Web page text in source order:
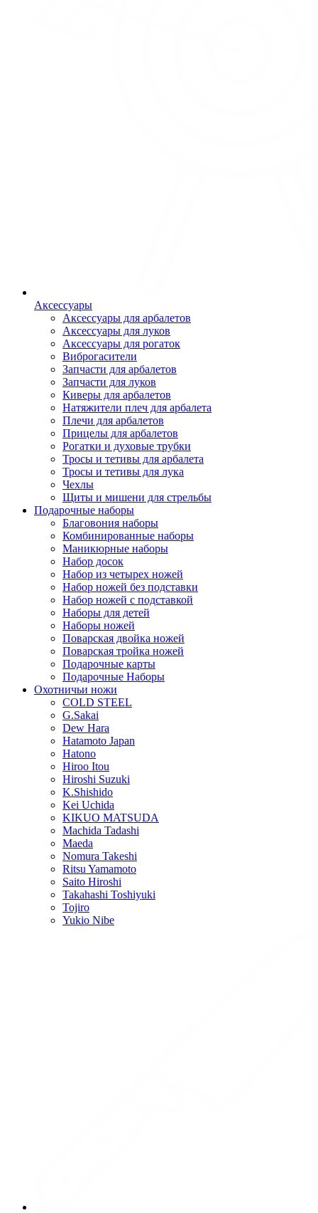
Аксессуары
Аксессуары для арбалетов
Аксессуары для луков
Аксессуары для рогаток
Виброгасители
Запчасти для арбалетов
Запчасти для луков
Киверы для арбалетов
Натяжители плеч для арбалета
Плечи для арбалетов
Прицелы для арбалетов
Рогатки и духовые трубки
Тросы и тетивы для арбалета
Тросы и тетивы для лука
Чехлы
Щиты и мишени для стрельбы
Подарочные наборы
Благовония наборы
Комбинированные наборы
Маникюрные наборы
Набор досок
Набор из четырех ножей
Набор ножей без подставки
Набор ножей с подставкой
Наборы для детей
Наборы ножей
Поварская двойка ножей
Поварская тройка ножей
Подарочные карты
Подарочные Наборы
Охотничьи ножи
COLD STEEL
G.Sakai
Dew Hara
Hatamoto Japan
Hatono
Hiroo Itou
Hiroshi Suzuki
K.Shishido
Kei Uchida
KIKUO MATSUDA
Machida Tadashi
Maeda
Nomura Takeshi
Ritsu Yamamoto
Saito Hiroshi
Takahashi Toshiyuki
Tojiro
Yukio Nibe